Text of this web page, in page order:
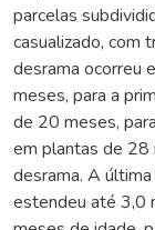
parcelas
casualizado, com
desrama ocorreu
meses, para a
de 20 meses,
em plantas de 28
desrama. A
estendeu até 3,0